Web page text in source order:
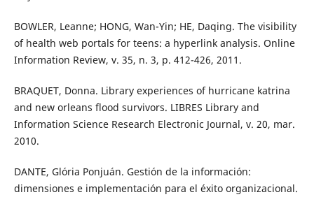
BOWLER, Leanne; HONG, Wan-Yin; HE, Daqing. The visibility
of health web portals for teens: a hyperlink analysis. Online
Information Review, v. 35, n. 3, p. 412-426, 2011.
BRAQUET, Donna. Library experiences of hurricane katrina
and new orleans flood survivors. LIBRES Library and
Information Science Research Electronic Journal, v. 20, mar.
2010.
DANTE, Glória Ponjuán. Gestión de la información:
dimensiones e implementación para el éxito organizacional.